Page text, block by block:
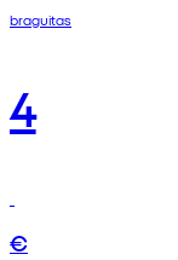
braguitas
4
€